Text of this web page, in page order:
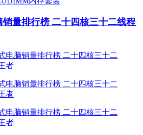
量排行榜 二十四核三十二线程